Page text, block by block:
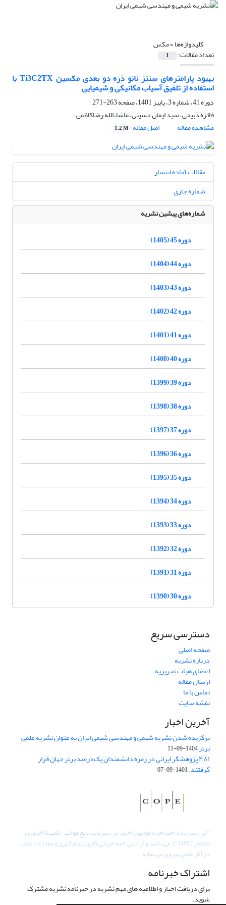
کلیدواژه‌ها =مکس
تعداد مقالات: 1
بهبود پارامترهای سنتز نانو ذره دو بعدی مکسین Ti3C2TX با
استفاده از تلفیق آسیاب مکانیکی و شیمیایی
دوره 41، شماره 3، پاییز 1401، صفحه
263-271
فائزه ذبیحی، سید ایمان حسینی، ماشاءالله رضاکاظمی
مشاهده مقاله
اصل مقاله 1.2 M
مقالات آماده انتشار
شماره جاری
شماره‌های پیشین نشریه
دوره 45 (1405)
دوره 44 (1404)
دوره 43 (1403)
دوره 42 (1402)
دوره 41 (1401)
دوره 40 (1400)
دوره 39 (1399)
دوره 38 (1398)
دوره 37 (1397)
دوره 36 (1396)
دوره 35 (1395)
دوره 34 (1394)
دوره 33 (1393)
دوره 32 (1392)
دوره 31 (1391)
دوره 30 (1390)
دسترسی سریع
صفحه اصلی
درباره نشریه
اعضای هیات تحریریه
ارسال مقاله
تماس با ما
نقشه سایت
آخرین اخبار
برگزیده شدن نشریه شیمی و مهندسی شیمی ایران به عنوان نشریه علمی
برتر1404-09-11
۴۸۱ پژوهشگر ایرانی در زمره دانشمندان یک‌درصد برتر جهان قرار
گرفتند.1401-09-07
"این نشریه با احترام به قوانین اخلاق در نشریات، تابع قوانین کمیتۀ اخلاق در
انتشار (COPE) می باشد و از آیین نامه اجرایی قانون پیشگیری و مقابله با تقلب
در آثار علمی پیروی می نماید".
اشتراک خبرنامه
برای دریافت اخبار و اطلاعیه های مهم نشریه در خبرنامه نشریه مشترک
شوید.